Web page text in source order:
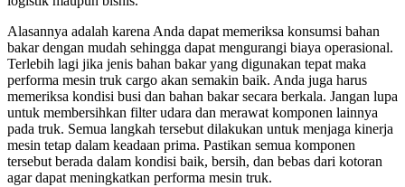
Alasannya adalah karena Anda dapat memeriksa konsumsi bahan
bakar dengan mudah sehingga dapat mengurangi biaya operasional.
Terlebih lagi jika jenis bahan bakar yang digunakan tepat maka
performa mesin truk cargo akan semakin baik. Anda juga harus
memeriksa kondisi busi dan bahan bakar secara berkala. Jangan lupa
untuk membersihkan filter udara dan merawat komponen lainnya
pada truk. Semua langkah tersebut dilakukan untuk menjaga kinerja
mesin tetap dalam keadaan prima. Pastikan semua komponen
tersebut berada dalam kondisi baik, bersih, dan bebas dari kotoran
agar dapat meningkatkan performa mesin truk.